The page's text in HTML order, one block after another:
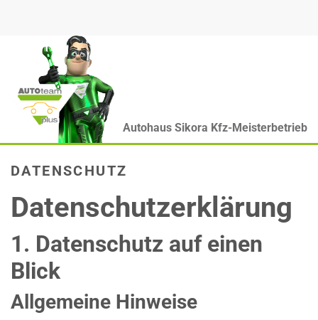
Autohaus Sikora Kfz-Meisterbetrieb
DATENSCHUTZ
Datenschutzerklärung
1. Datenschutz auf einen
Blick
Allgemeine Hinweise